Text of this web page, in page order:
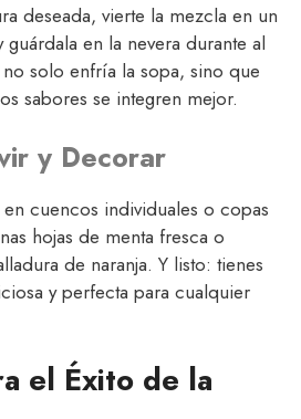
deseada, vierte la mezcla en un
en la nevera durante al
solo enfría la sopa, sino que
sabores se integren mejor.
y Decorar
cuencos individuales o copas
hojas de menta fresca o
de naranja. Y listo: tienes
y perfecta para cualquier
el Éxito de la